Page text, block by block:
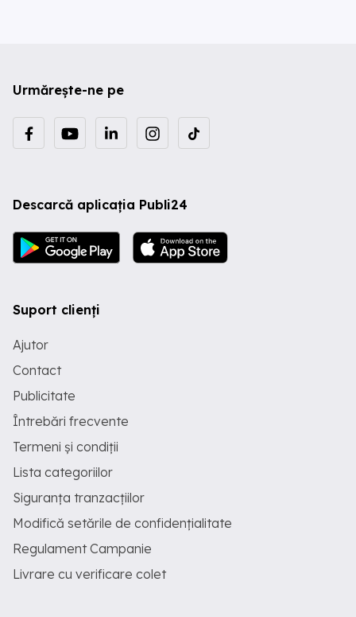
Urmărește-ne pe
Descarcă aplicația Publi24
Suport clienți
Ajutor
Contact
Publicitate
Întrebări frecvente
Termeni și condiții
Lista categoriilor
Siguranța tranzacțiilor
Modifică setările de confidențialitate
Regulament Campanie
Livrare cu verificare colet